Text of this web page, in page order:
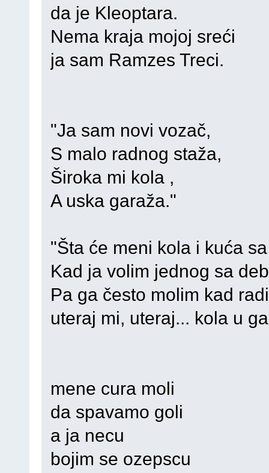
da je Kleoptara.
Nema kraja mojoj sreći
ja sam Ramzes Treci.
"Ja sam novi vozač,
S malo radnog staža,
Široka mi kola ,
A uska garaža."
"Šta će meni kola i kuća
Kad ja volim jednog sa
Pa ga često molim kad
uteraj mi, uteraj... kola u
mene cura moli
da spavamo goli
a ja necu
bojim se ozepscu